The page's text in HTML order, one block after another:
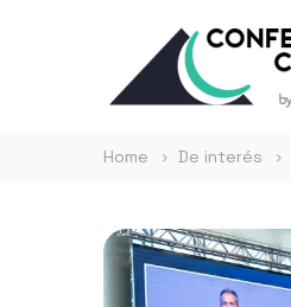
Home De interés